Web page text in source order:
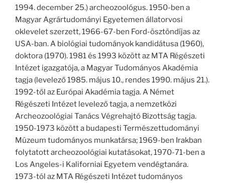
1994. december 25.) archeozoológus. 1950-ben a
Magyar Agrártudományi Egyetemen állatorvosi
oklevelet szerzett, 1966-67-ben Ford-ösztöndíjas az
USA-ban. A biológiai tudományok kandidátusa (1960),
doktora (1970). 1981 és 1993 között az MTA Régészeti
Intézet igazgatója, a Magyar Tudományos Akadémia
tagja (levelező 1985. május 10., rendes 1990. május 21.).
1992-től az Európai Akadémia tagja. A Német
Régészeti Intézet levelező tagja, a nemzetközi
Archeozoológiai Tanács Végrehajtó Bizottság tagja.
1950-1973 között a budapesti Természettudományi
Múzeum tudományos munkatársa; 1969-ben Irakban
folytatott archeozoológiai kutatásokat, 1970-71-ben a
Los Angeles-i Kaliforniai Egyetem vendégtanára.
1973-tól az MTA Régészeti Intézet tudományos